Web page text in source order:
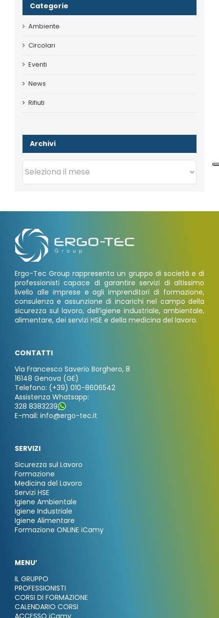
Categorie
Ambiente
Circolari
Eventi
News
Rifiuti
Archivi
Archivi
Ergo-Tec Group rappresenta un gruppo di società e di
professionisti capace di garantire servizi di altissimo
livello alle imprese e agli imprenditori di formazione,
consulenza e assunzione di incarichi nel campo della
sicurezza sul lavoro, dell’igiene industriale, ambientale,
alimentare, dei servizi HSE e della medicina del lavoro.
CONTATTI
Via Francesco Saverio Borghero, 8
16148 Genova (GE)
Telefono: (+39) 010-8606542
Assistenza Whatsapp:
328 8383239
E-mail: info@ergo-tec.it
SERVIZI
Sicurezza sul Lavoro
Formazione
Medicina del Lavoro
Servizi HSE
Igiene Ambientale
Igiene Industriale
Igiene Alimentare
Formazione ONLINE iCamy
MENU’
IL GRUPPO
PROFESSIONISTI
CORSI DI FORMAZIONE
CALENDARIO CORSI